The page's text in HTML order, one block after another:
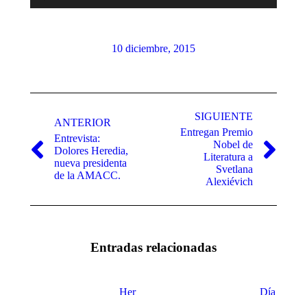
audio
10 diciembre, 2015
entre
publicaciones
ANTERIOR
Publicación
anterior:
Entrevista:
Dolores Heredia,
nueva presidenta
de la AMACC.
SIGUIENTE
Publicación
Entregan Premio
Nobel de
Literatura a
Svetlana
Alexiévich
Entradas relacionadas
Hermanas
Día